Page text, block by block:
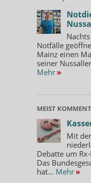
Notfälle
Mainz einen
seiner
Mehr »
MEIST
Mit
Debatte um
Das
hat... Mehr »